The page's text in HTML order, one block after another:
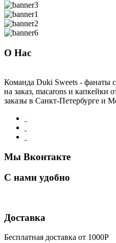
О Нас
Команда Duki Sweets - фанаты
на заказ, macarons и капкейки
заказы в Санкт-Петербурге и
Мы Вконтакте
С нами удобно
Доставка
Бесплатная доставка от 1000Р